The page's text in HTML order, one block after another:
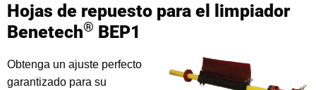
Hojas de repuesto para el limpiador
Benetech® BEP1
Obtenga un ajuste perfecto
garantizado para su